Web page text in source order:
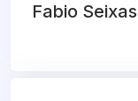
Fabio Seixas